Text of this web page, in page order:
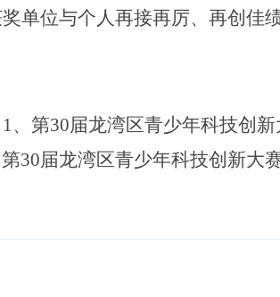
单位与个人再接再厉、再创佳
1、第30届龙湾区青少年科技创
第30届龙湾区青少年科技创新大